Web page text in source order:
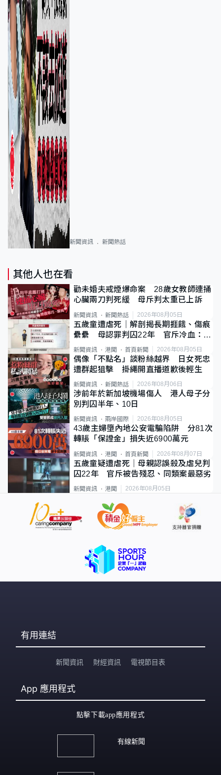
新聞資訊 新聞熱話
其他人也在看
勸未婚夫戒煙爆命案 28歲女教師連捅
心臟兩刀判死緩 母斥判太重已上訴
新聞資訊 新聞熱話 2026年08月05日
五歲童遭虐死｜解剖揭長期捱餓、傷痕
纍纍 母認罪判囚22年 官斥冷血：同
類案最惡劣
新聞資訊 港聞 首頁新聞 2026年08月05日
偶像「不點名」談粉絲越界 日女死忠
遭群起狙擊 掛繩開直播道歉後輕生
新聞資訊 新聞熱話 2026年08月06日
涉前年於新加坡機場傷人 港人母子分
別判囚半年、10日
新聞資訊 兩岸國際 2026年08月05日
43歲主婦墮內地公安電騙陷阱 分81次
轉賬「保證金」損失近6900萬元
新聞資訊 港聞 首頁新聞 2026年08月07日
五歲童疑遭虐死｜母親認誤殺及虐兒判
囚22年 官斥被告殘忍、同類案最惡劣
新聞資訊 港聞 2026年08月05日
有用連結
新聞資訊 財經資訊 電視節目表
App 應用程式
點擊下載app應用程式
有線新聞